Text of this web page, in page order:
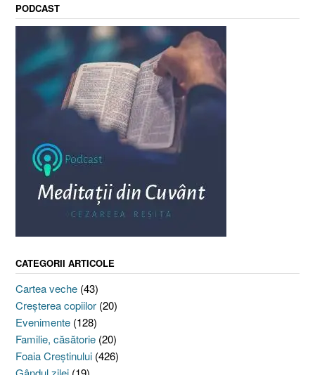
PODCAST
CATEGORII ARTICOLE
Cartea veche (43)
Creşterea copiilor (20)
Evenimente (128)
Familie, căsătorie (20)
Foaia Creştinului (426)